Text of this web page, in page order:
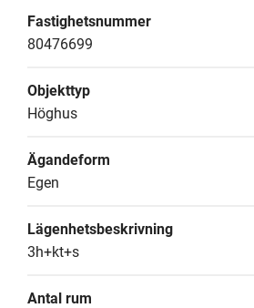
Fastighetsnummer
80476699
Objekttyp
Höghus
Ägandeform
Egen
Lägenhetsbeskrivning
3h+kt+s
Antal rum